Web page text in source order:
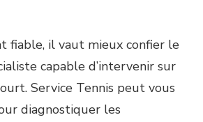
fiable, il vaut mieux confier le
capable d’intervenir sur
Service Tennis peut vous
diagnostiquer les